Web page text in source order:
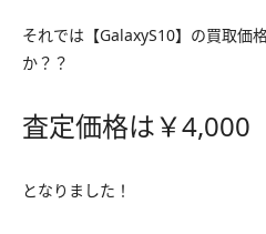
それでは【GalaxyS10】の買取価
か？？
査定価格は￥4,000
となりました！